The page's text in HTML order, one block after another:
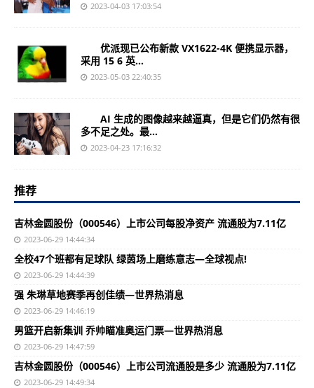
2023-04-03 17:03:54
优派现已公布新款 VX1622-4K 便携显示器，
采用 15 6 英...
2023-05-03 22:40:35
AI 生成的图像越来越逼真，但是它们仍然有很
多不足之处。最...
2023-04-23 17:16:32
推荐
吉林金圆股份（000546）上市公司每股净资产 流通股为7.11亿
2023-06-29 14:44:34
全校47个班都有足球队 绿茵场上磨练意志—全球视点!
2023-06-29 14:44:39
强 朱琳草地赛季再创佳绩—世界热消息
2023-06-29 14:46:19
男篮开启新集训 乔帅瞄准奥运门票—世界热消息
2023-06-29 14:47:59
吉林金圆股份（000546）上市公司流通股是多少 流通股为7.11亿
2023-06-29 14:49:34